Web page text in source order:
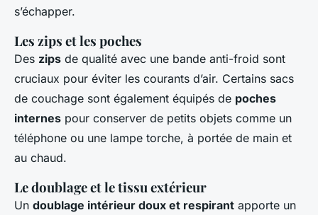
s’échapper.
Les zips et les poches
Des zips de qualité avec une bande anti-froid sont
cruciaux pour éviter les courants d’air. Certains sacs
de couchage sont également équipés de poches
internes pour conserver de petits objets comme un
téléphone ou une lampe torche, à portée de main et
au chaud.
Le doublage et le tissu extérieur
Un doublage intérieur doux et respirant apporte un